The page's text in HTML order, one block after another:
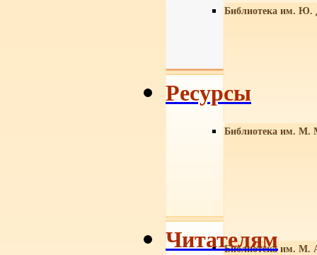
Библиотека им. Ю.
Библиотека им. М.
Библиотека им. М.
Ресурсы
Читателям